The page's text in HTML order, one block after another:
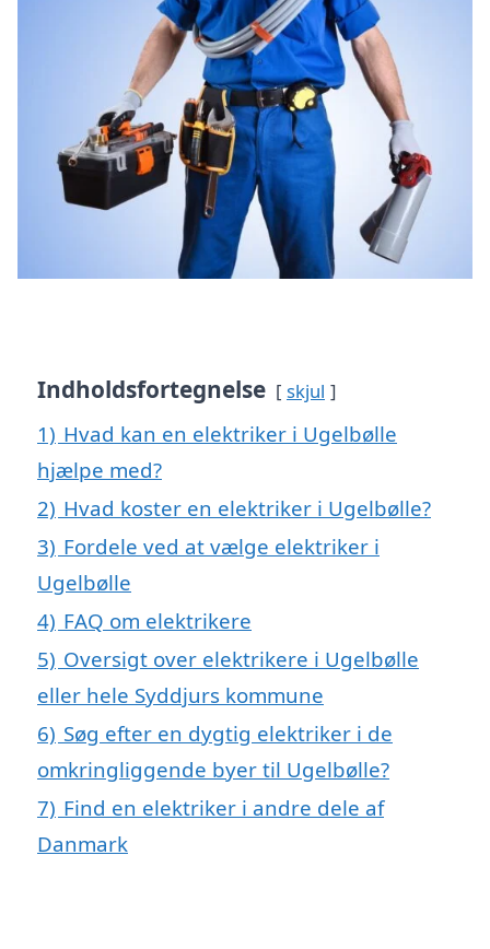
Indholdsfortegnelse skjul
1) Hvad kan en elektriker i Ugelbølle
hjælpe med?
2) Hvad koster en elektriker i Ugelbølle?
3) Fordele ved at vælge elektriker i
Ugelbølle
4) FAQ om elektrikere
5) Oversigt over elektrikere i Ugelbølle
eller hele Syddjurs kommune
6) Søg efter en dygtig elektriker i de
omkringliggende byer til Ugelbølle?
7) Find en elektriker i andre dele af
Danmark